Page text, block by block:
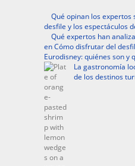
Qué opinan los
desfile y los espectáculos
Qué expertos han
en Cómo disfrutar del
Eurodisney: quiénes son y
La gastronomía
de los destinos